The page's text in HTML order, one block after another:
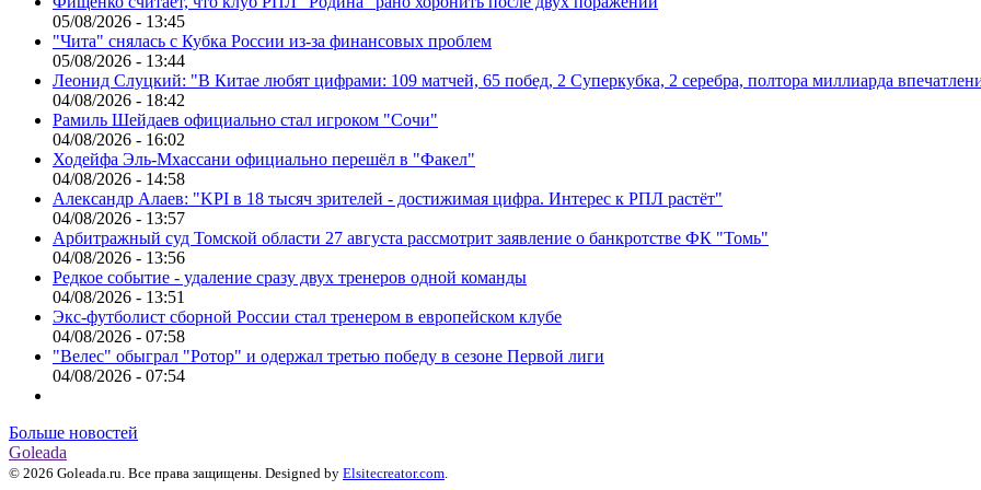
05/08/2026 - 13:45
"Чита" снялась с Кубка России из-за финансовых проблем
05/08/2026 - 13:44
Леонид Слуцкий: "В Китае любят цифрами: 109 матчей, 65 побед, 2 Суперкубка, 2 серебра, полтора миллиарда
04/08/2026 - 18:42
Рамиль Шейдаев официально стал игроком "Сочи"
04/08/2026 - 16:02
Ходейфа Эль-Мхассани официально перешёл в "Факел"
04/08/2026 - 14:58
Александр Алаев: "KPI в 18 тысяч зрителей - достижимая цифра. Интерес к РПЛ растёт"
04/08/2026 - 13:57
Арбитражный суд Томской области 27 августа рассмотрит заявление о банкротстве ФК "Томь"
04/08/2026 - 13:56
Редкое событие - удаление сразу двух тренеров одной команды
04/08/2026 - 13:51
Экс-футболист сборной России стал тренером в европейском клубе
04/08/2026 - 07:58
"Велес" обыграл "Ротор" и одержал третью победу в сезоне Первой лиги
04/08/2026 - 07:54
Больше новостей
Goleada
© 2026 Goleada.ru. Все права защищены. Designed by Elsitecreator.com